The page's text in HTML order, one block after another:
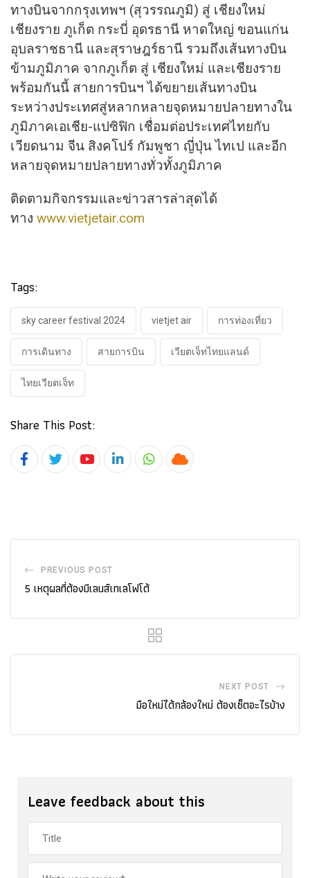
ทางบินจากกรุงเทพฯ (สุวรรณภูมิ) สู่ เชียงใหม่
เชียงราย ภูเก็ต กระบี่ อุดรธานี หาดใหญ่ ขอนแก่น
อุบลราชธานี และสุราษฎร์ธานี รวมถึงเส้นทางบิน
ข้ามภูมิภาค จากภูเก็ต สู่ เชียงใหม่ และเชียงราย
พร้อมกันนี้ สายการบินฯ ได้ขยายเส้นทางบิน
ระหว่างประเทศสู่หลากหลายจุดหมายปลายทางใน
ภูมิภาคเอเชีย-แปซิฟิก เชื่อมต่อประเทศไทยกับ
เวียดนาม จีน สิงคโปร์ กัมพูชา ญี่ปุ่น ไทเป และอีก
หลายจุดหมายปลายทางทั่วทั้งภูมิภาค
ติดตามกิจกรรมและข่าวสารล่าสุดได้
ทาง www.vietjetair.com
Tags:
sky career festival 2024 vietjet air การท่องเที่ยว
การเดินทาง สายการบิน เวียตเจ็ทไทยแลนด์
ไทยเวียตเจ็ท
Share This Post:
YoutubeLinkedInWhatsapp
Cloud
PREVIOUS POST
5 เหตุผลที่ต้องมีเลนส์เทเลโฟโต้
NEXT POST
มือใหม่ได้กล้องใหม่ ต้องเซ็ตอะไรบ้าง
Leave feedback about this